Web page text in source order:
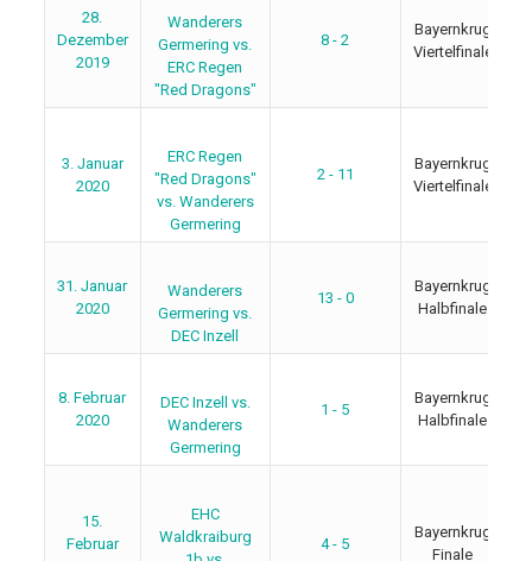
28.
Dezember
2019
Wanderers
Germering vs.
ERC Regen
"Red Dragons"
8 - 2
Bayernkrug
Viertelfinale
3. Januar
2020
ERC Regen
"Red Dragons"
vs. Wanderers
Germering
2 - 11
Bayernkrug
Viertelfinale
31. Januar
2020
Wanderers
Germering vs.
DEC Inzell
13 - 0
Bayernkrug
Halbfinale
8. Februar
2020
DEC Inzell vs.
Wanderers
Germering
1 - 5
Bayernkrug
Halbfinale
15.
Februar
EHC
Waldkraiburg
4 - 5
Bayernkrug
Finale